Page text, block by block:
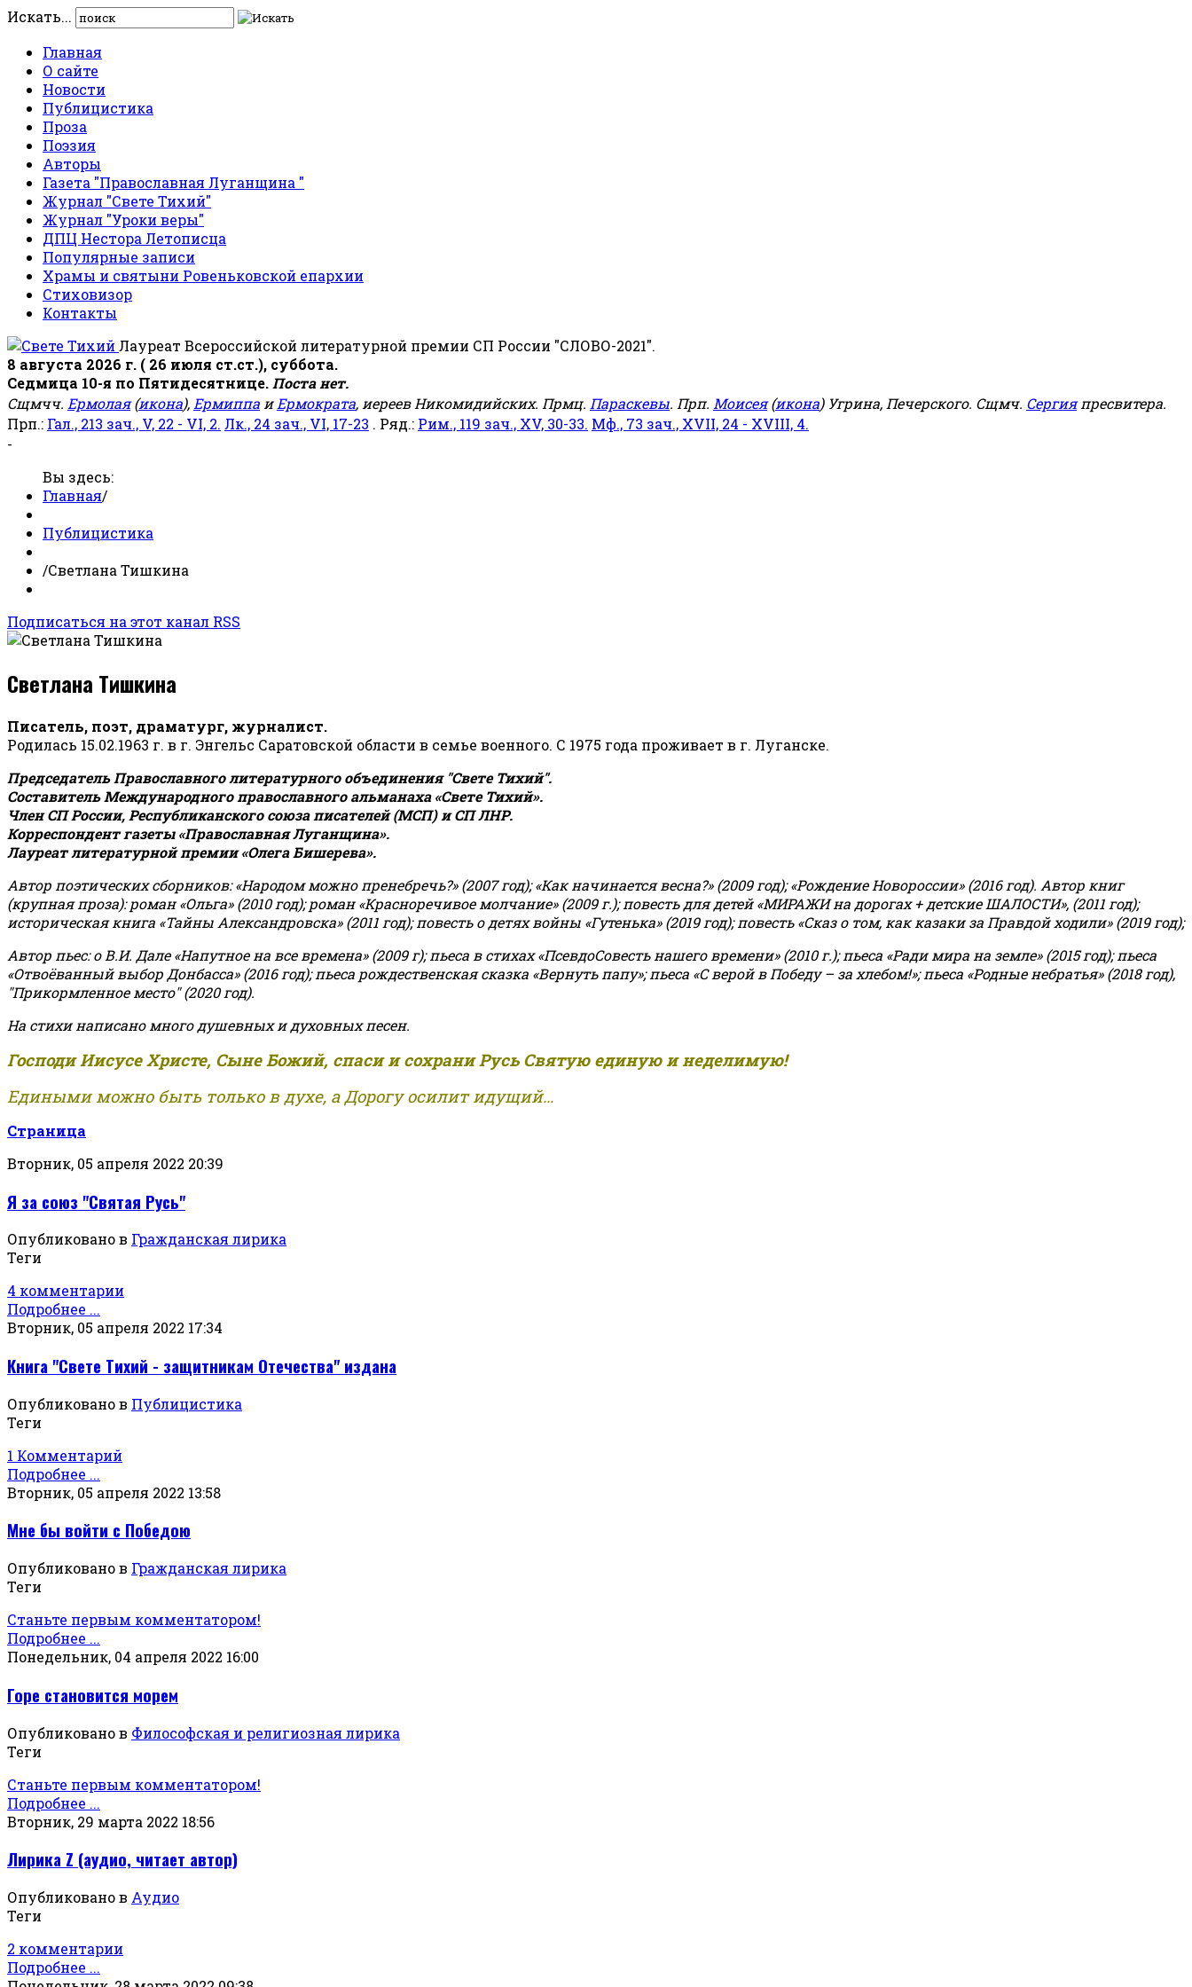
Искать...
Главная
О сайте
Новости
Публицистика
Проза
Поэзия
Авторы
Газета "Православная Луганщина "
Журнал "Свете Тихий"
Журнал "Уроки веры"
ДПЦ Нестора Летописца
Популярные записи
Храмы и святыни Ровеньковской епархии
Стиховизор
Контакты
Лауреат Всероссийской литературной премии СП России "СЛОВО-2021".
8 августа 2026 г. ( 26 июля ст.ст.), суббота.
Седмица 10-я по Пятидесятнице. Поста нет.
Сщмчч. Ермолая(икона), Ермиппа иЕрмократа, иереев Никомидийских. Прмц. Параскевы. Прп. Моисея(икона) Угрина, Печерского. Сщмч. Сергияпресвитера.
Прп.: Гал., 213 зач., V, 22 - VI, 2. Лк., 24 зач., VI, 17-23 . Ряд.: Рим., 119 зач., XV, 30-33. Мф., 73 зач., XVII, 24 - XVIII, 4.
-
Вы здесь:
Главная/
Публицистика
/Светлана Тишкина
Подписаться на этот канал RSS
Светлана Тишкина
Писатель, поэт, драматург, журналист.
Родилась 15.02.1963 г. в г. Энгельс Саратовской области в семье военного. С 1975 года проживает в г. Луганске.
Председатель Православного литературного объединения "Свете Тихий".
Составитель Международного православного альманаха «Свете Тихий».
Член СП России, Республиканского союза писателей (МСП) и СП ЛНР.
Корреспондент газеты «Православная Луганщина».
Лауреат литературной премии «Олега Бишерева».
Автор поэтических сборников: «Народом можно пренебречь?» (2007 год); «Как начинается весна?» (2009 год); «Рождение Новороссии» (2016 год). Автор книг
(крупная проза): роман «Ольга» (2010 год); роман «Красноречивое молчание» (2009 г.); повесть для детей «МИРАЖИ на дорогах + детские ШАЛОСТИ», (2011 год);
историческая книга «Тайны Александровска» (2011 год); повесть о детях войны «Гутенька» (2019 год); повесть «Сказ о том, как казаки за Правдой ходили» (2019 год);
Автор пьес: о В.И. Дале «Напутное на все времена» (2009 г); пьеса в стихах «ПсевдоСовесть нашего времени» (2010 г.); пьеса «Ради мира на земле» (2015 год); пьеса
«Отвоёванный выбор Донбасса» (2016 год); пьеса рождественская сказка «Вернуть папу»; пьеса «С верой в Победу – за хлебом!»;пьеса «Родные небратья» (2018 год),
"Прикормленное место" (2020 год).
На стихи написано много душевных и духовных песен.
Господи Иисусе Христе, Сыне Божий, спаси и сохрани Русь Святую единую и неделимую!
Едиными можно быть только в духе, а Дорогу осилит идущий...
Страница
Вторник, 05 апреля 2022 20:39
Я за союз "Святая Русь"
Опубликовано в Гражданская лирика
Теги
4 комментарии
Подробнее ...
Вторник, 05 апреля 2022 17:34
Книга "Свете Тихий - защитникам Отечества" издана
Опубликовано в Публицистика
Теги
1 Комментарий
Подробнее ...
Вторник, 05 апреля 2022 13:58
Мне бы войти с Победою
Опубликовано в Гражданская лирика
Теги
Станьте первым комментатором!
Подробнее ...
Понедельник, 04 апреля 2022 16:00
Горе становится морем
Опубликовано в Философская и религиозная лирика
Теги
Станьте первым комментатором!
Подробнее ...
Вторник, 29 марта 2022 18:56
Лирика Z (аудио, читает автор)
Опубликовано в Аудио
Теги
2 комментарии
Подробнее ...